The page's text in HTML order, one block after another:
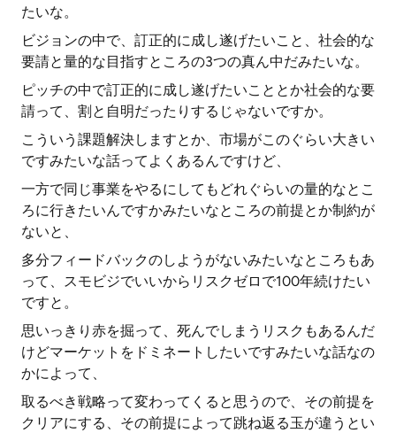
たいな。
ビジョンの中で、訂正的に成し遂げたいこと、社会的な
要請と量的な目指すところの3つの真ん中だみたいな。
ピッチの中で訂正的に成し遂げたいこととか社会的な要
請って、割と自明だったりするじゃないですか。
こういう課題解決しますとか、市場がこのぐらい大きい
ですみたいな話ってよくあるんですけど、
一方で同じ事業をやるにしてもどれぐらいの量的なとこ
ろに行きたいんですかみたいなところの前提とか制約が
ないと、
多分フィードバックのしようがないみたいなところもあ
って、スモビジでいいからリスクゼロで100年続けたい
ですと。
思いっきり赤を掘って、死んでしまうリスクもあるんだ
けどマーケットをドミネートしたいですみたいな話なの
かによって、
取るべき戦略って変わってくると思うので、その前提を
クリアにする、その前提によって跳ね返る玉が違うとい